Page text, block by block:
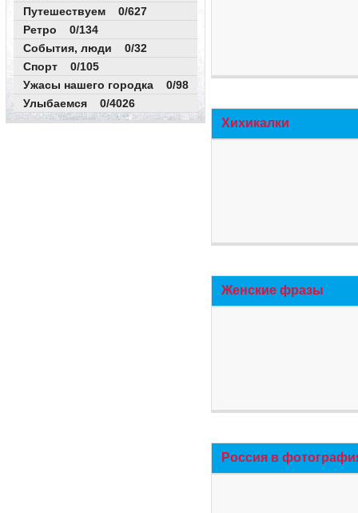
Путешествуем 0/627
Ретро 0/134
События, люди 0/32
Спорт 0/105
Ужасы нашего городка 0/98
Улыбаемся 0/4026
Хихикалки
Женские фразы
Россия в